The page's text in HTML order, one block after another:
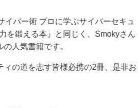
バー術 プロに学ぶサイバーセキュ
を鍛える本』と同じく、Smokyさん
人気書籍です。
ィの道を志す皆様必携の2冊、是非お